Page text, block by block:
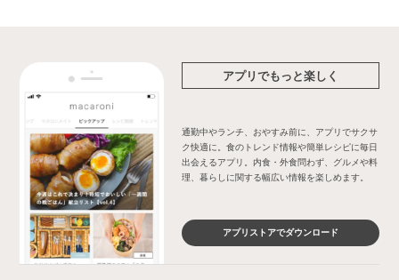
アプリでもっと楽しく
通勤中やランチ、おやすみ前に、アプリでサクサ
ク快適に。食のトレンド情報や簡単レシピに毎日
出会えるアプリ。内食・外食問わず、グルメや料
理、暮らしに関する幅広い情報を楽しめます。
アプリストアでダウンロード